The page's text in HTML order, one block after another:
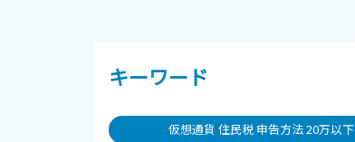
キーワード
仮想通貨 住民税 申告方法 20万以下